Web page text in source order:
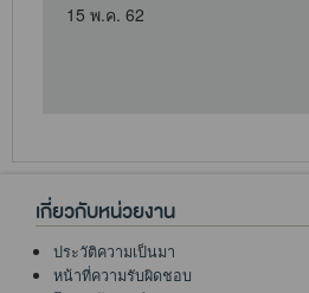
14 พ.ค. 62
เกี่ยวกับหน่วยงาน
ประวัติความเป็นมา
หน้าที่ความรับผิดชอบ